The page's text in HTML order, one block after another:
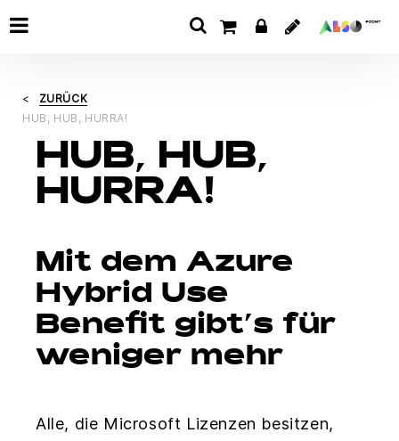
ZURÜCK
HUB, HUB, HURRA!
HUB, HUB,
HURRA!
Mit dem Azure
Hybrid Use
Benefit gibt’s für
weniger mehr
Alle, die Microsoft Lizenzen besitzen,